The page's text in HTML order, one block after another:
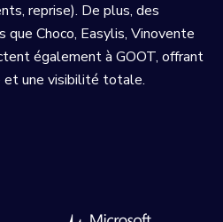
reprise). De plus, des
Choco, Easylis, Vinovente
également à GOOT, offrant
et une visibilité totale.